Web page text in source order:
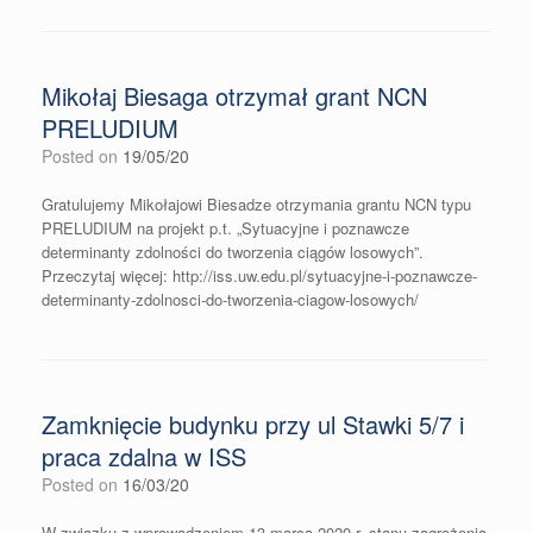
Mikołaj Biesaga otrzymał grant NCN
PRELUDIUM
Posted on 19/05/20
Gratulujemy Mikołajowi Biesadze otrzymania grantu NCN typu
PRELUDIUM na projekt p.t. „Sytuacyjne i poznawcze
determinanty zdolności do tworzenia ciągów losowych”.
Przeczytaj więcej: http://iss.uw.edu.pl/sytuacyjne-i-poznawcze-
determinanty-zdolnosci-do-tworzenia-ciagow-losowych/
Zamknięcie budynku przy ul Stawki 5/7 i
praca zdalna w ISS
Posted on 16/03/20